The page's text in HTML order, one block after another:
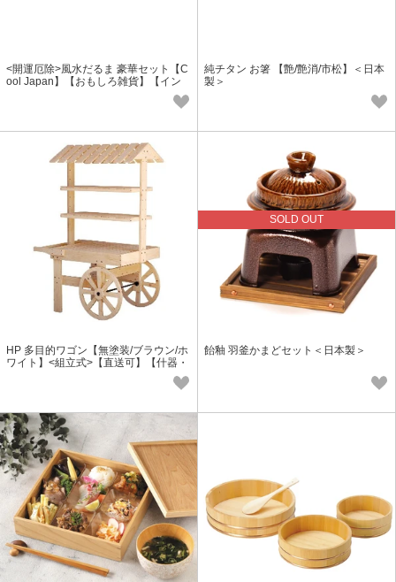
<開運厄除>風水だるま 豪華セット【C
ool Japan】【おもしろ雑貨】【イン
純チタン お箸 【艶/艶消/市松】＜日本
製＞
HP 多目的ワゴン【無塗装/ブラウン/ホ
ワイト】<組立式>【直送可】【什器・
SOLD OUT
飴釉 羽釜かまどセット＜日本製＞